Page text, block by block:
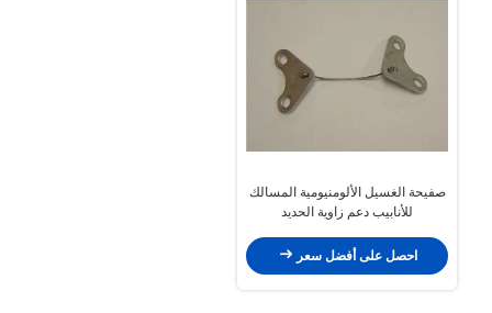
صفيحة الغسيل الألومنيومية المسالك
للأنابيب دعم زاوية الحديد
احصل على أفضل سعر